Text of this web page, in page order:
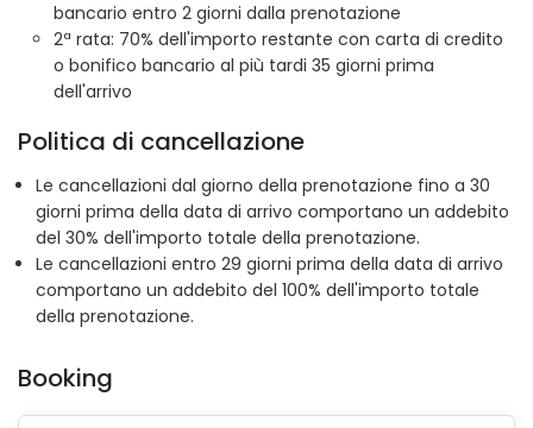
bancario entro 2 giorni dalla prenotazione
2ª rata: 70% dell'importo restante con carta di credito
o bonifico bancario al più tardi 35 giorni prima
dell'arrivo
Politica di cancellazione
Le cancellazioni dal giorno della prenotazione fino a 30
giorni prima della data di arrivo comportano un addebito
del 30% dell'importo totale della prenotazione.
Le cancellazioni entro 29 giorni prima della data di arrivo
comportano un addebito del 100% dell'importo totale
della prenotazione.
Booking